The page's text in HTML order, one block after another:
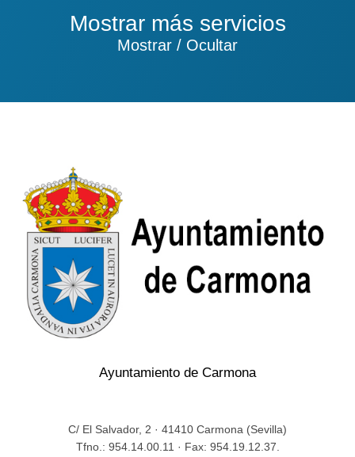
Mostrar más servicios
Mostrar / Ocultar
Ayuntamiento de Carmona
C/ El Salvador, 2 · 41410 Carmona (Sevilla)
Tfno.: 954.14.00.11 · Fax: 954.19.12.37.